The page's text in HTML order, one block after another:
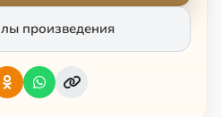
произведения